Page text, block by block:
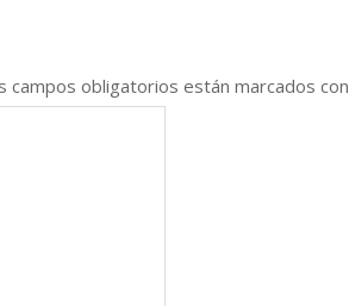
campos obligatorios están marcados con